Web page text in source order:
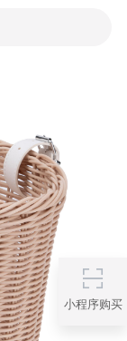
小程序购买